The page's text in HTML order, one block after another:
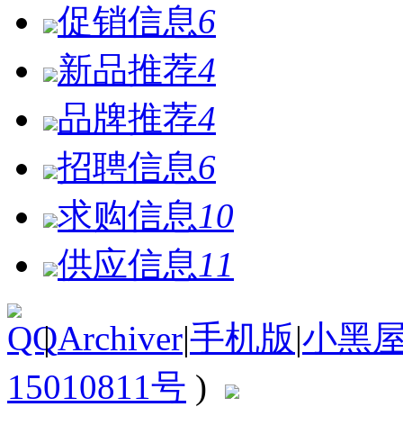
促销信息6
新品推荐4
品牌推荐4
招聘信息6
求购信息 10
供应信息 11
| Archiver|手机版|小黑
15010811号 )